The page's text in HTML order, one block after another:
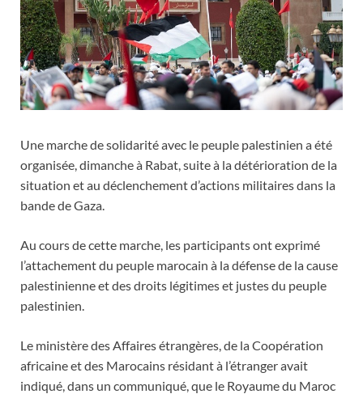
Une marche de solidarité avec le peuple palestinien a été
organisée, dimanche à Rabat, suite à la détérioration de la
situation et au déclenchement d’actions militaires dans la
bande de Gaza.
Au cours de cette marche, les participants ont exprimé
l’attachement du peuple marocain à la défense de la cause
palestinienne et des droits légitimes et justes du peuple
palestinien.
Le ministère des Affaires étrangères, de la Coopération
africaine et des Marocains résidant à l’étranger avait
indiqué, dans un communiqué, que le Royaume du Maroc